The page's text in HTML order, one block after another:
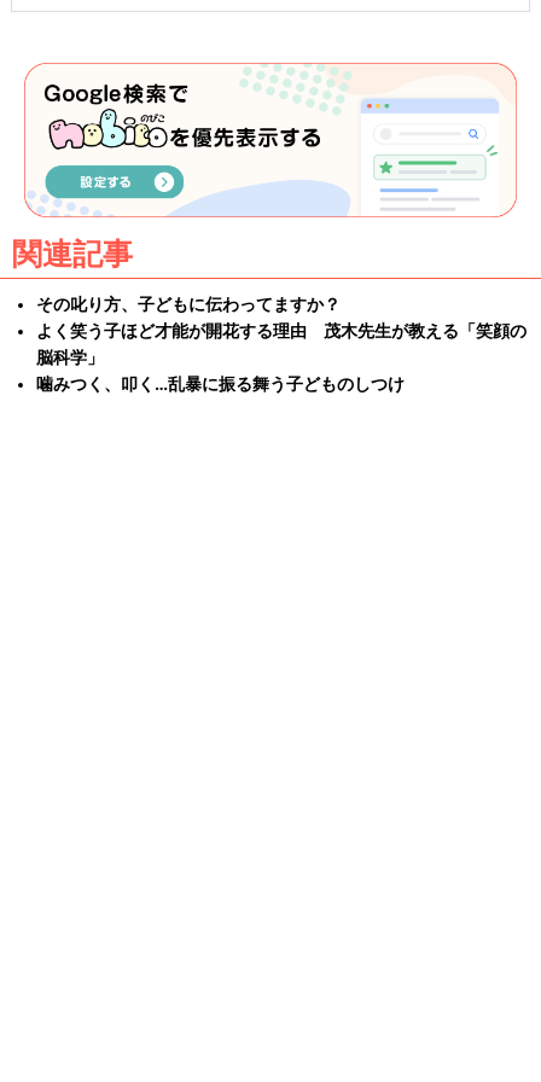
関連記事
その叱り方、子どもに伝わってますか？
よく笑う子ほど才能が開花する理由 茂木先生が教える「笑顔の
脳科学」
噛みつく、叩く…乱暴に振る舞う子どものしつけ